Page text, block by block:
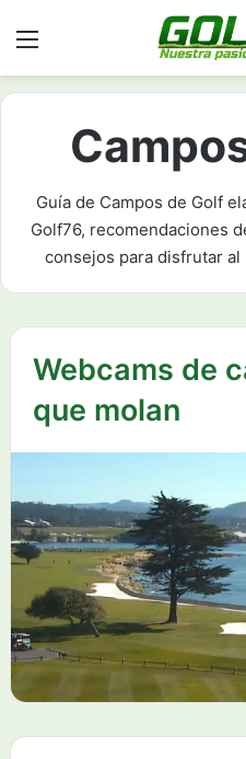
Guía de Campos de Golf
Golf76, recomendaciones
consejos para disfrutar
Webcams de
que molan